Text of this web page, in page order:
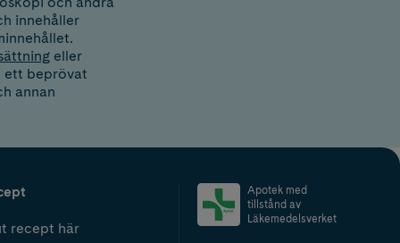
innehåller
eller
ett beprövat
annan
recept här
Apotek med
tillstånd av
Läkemedelsverket